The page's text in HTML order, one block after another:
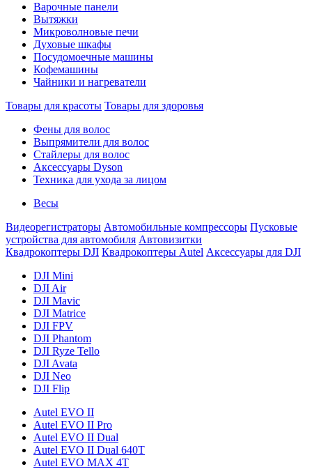
Варочные панели
Вытяжки
Микроволновые печи
Духовые шкафы
Посудомоечные машины
Кофемашины
Чайники и нагреватели
Товары для красоты Товары для здоровья
Фены для волос
Выпрямители для волос
Стайлеры для волос
Аксессуары Dyson
Техника для ухода за лицом
Весы
Видеорегистраторы Автомобильные компрессоры Пусковые
устройства для автомобиля Автовизитки
Квадрокоптеры DJI Квадрокоптеры Autel Аксессуары для DJI
DJI Mini
DJI Air
DJI Mavic
DJI Matrice
DJI FPV
DJI Phantom
DJI Ryze Tello
DJI Avata
DJI Neo
DJI Flip
Autel EVO II
Autel EVO II Pro
Autel EVO II Dual
Autel EVO II Dual 640T
Autel EVO MAX 4T